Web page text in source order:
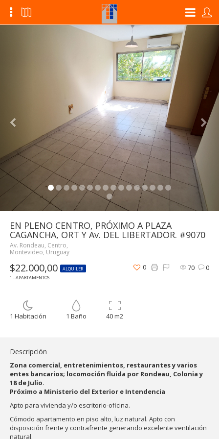
EN PLENO CENTRO, PRÓXIMO A PLAZA
CAGANCHA, ORT Y Av. DEL LIBERTADOR. #9070
Av. Rondeau, Centro,
Montevideo, Uruguay
$22.000,00
ALQUILER
1 - APARTAMENTOS
70 0
0
1 Habitación 1 Baño 40 m2
Descripción
Zona comercial, entretenimientos, restaurantes y varios
entes bancarios; locomoción fluida por Rondeau, Colonia y
18 de Julio.
Próximo a Ministerio del Exterior e Intendencia
Apto para vivienda y/o escritorio-oficina.
Cómodo apartamento en piso alto, luz natural. Apto con
disposición frente y contrafrente generando excelente ventilación
natural.